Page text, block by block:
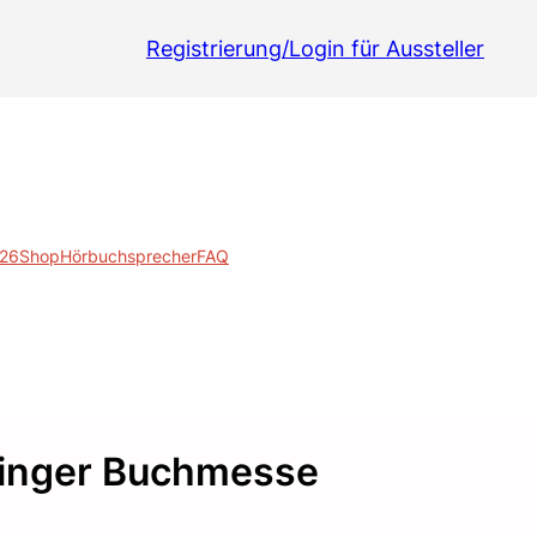
Registrierung/Login für Aussteller
ShopHörbuchsprecherFAQ
Buchmesse